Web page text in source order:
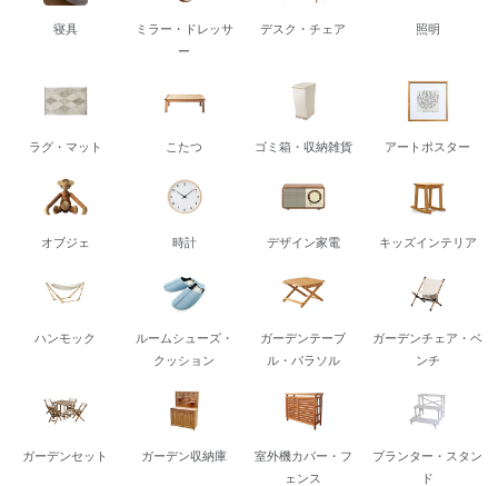
寝具
ミラー・ドレッサ
ー
デスク・チェア 照明
ラグ・マット こたつ ゴミ箱・収納雑貨 アートポスター
オブジェ 時計 デザイン家電 キッズインテリア
ハンモック
ルームシューズ・
クッション
ガーデンテーブ
ル・パラソル
ガーデンチェア・ベ
ンチ
ガーデンセット ガーデン収納庫
室外機カバー・フ
ェンス
プランター・スタン
ド